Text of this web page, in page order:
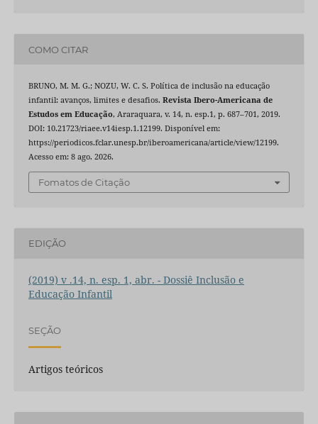
COMO CITAR
BRUNO, M. M. G.; NOZU, W. C. S. Política de inclusão na educação
infantil: avanços, limites e desafios. Revista Ibero-Americana de
Estudos em Educação, Araraquara, v. 14, n. esp.1, p. 687–701, 2019.
DOI: 10.21723/riaee.v14iesp.1.12199. Disponível em:
https://periodicos.fclar.unesp.br/iberoamericana/article/view/12199.
Acesso em: 8 ago. 2026.
Fomatos de Citação
EDIÇÃO
(2019) v .14, n. esp. 1, abr. - Dossiê Inclusão e
Educação Infantil
SEÇÃO
Artigos teóricos